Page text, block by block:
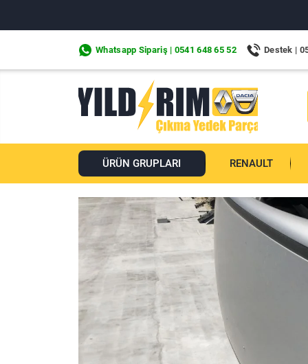
Whatsapp Sipariş | 0541 648 65 52 Destek |
ÜRÜN GRUPLARI RENAULT